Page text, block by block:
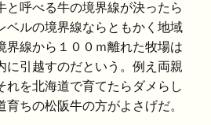
と呼べる牛の境界線が決ったら
ベルの境界線ならともかく地域
界線から１００ｍ離れた牧場は
に引越すのだという。例え両親
れを北海道で育てたらダメらし
ちの松阪牛の方がよさげだ。